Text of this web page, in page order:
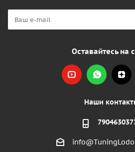
Оставайтесь на
Наши